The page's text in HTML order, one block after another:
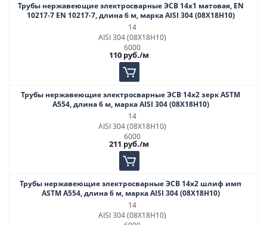
Трубы нержавеющие электросварные ЭСВ 14х1 матовая, EN
10217-7 EN 10217-7, длина 6 м, марка AISI 304 (08Х18Н10)
14
AISI 304 (08Х18Н10)
6000
110 руб./м
Трубы нержавеющие электросварные ЭСВ 14х2 зерк ASTM
A554, длина 6 м, марка AISI 304 (08Х18Н10)
14
AISI 304 (08Х18Н10)
6000
211 руб./м
Трубы нержавеющие электросварные ЭСВ 14х2 шлиф имп
ASTM A554, длина 6 м, марка AISI 304 (08Х18Н10)
14
AISI 304 (08Х18Н10)